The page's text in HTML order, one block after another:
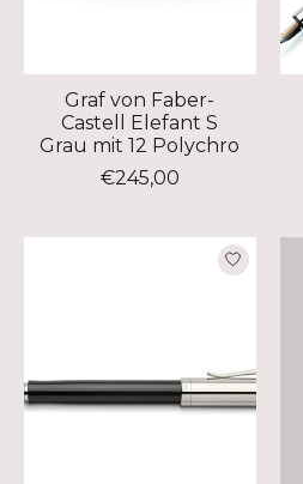
Graf von Faber-
Castell Elefant S
Grau mit 12 Polychro
€245,00